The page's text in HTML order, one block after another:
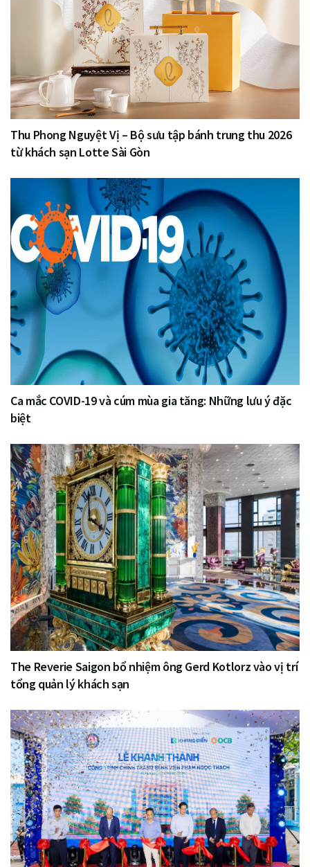
Thu Phong Nguyệt Vị – Bộ sưu tập bánh trung thu 2026
từ khách sạn Lotte Sài Gòn
Ca mắc COVID-19 và cúm mùa gia tăng: Những lưu ý đặc
biệt
The Reverie Saigon bổ nhiệm ông Gerd Kotlorz vào vị trí
tổng quản lý khách sạn